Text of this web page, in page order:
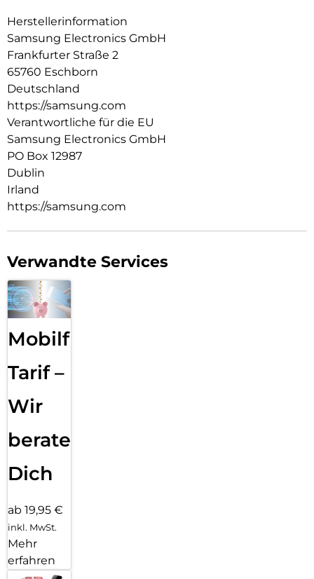
Herstellerinformation
Samsung Electronics GmbH
Frankfurter Straße 2
65760 Eschborn
Deutschland
https://samsung.com
Verantwortliche für die EU
Samsung Electronics GmbH
PO Box 12987
Dublin
Irland
https://samsung.com
Verwandte Services
Mobilfunk
Tarif –
Wir
beraten
Dich
ab 19,95 €
inkl. MwSt.
Mehr
erfahren